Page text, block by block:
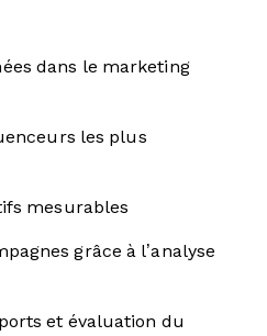
dans le marketing
les plus
mesurables
grâce à l’analyse
et évaluation du